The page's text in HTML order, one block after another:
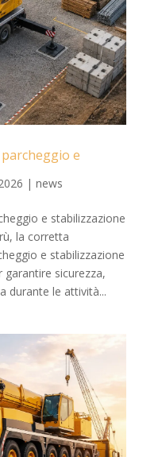
e
| news
e stabilizzazione
la corretta
e stabilizzazione
sicurezza,
durante le attività...